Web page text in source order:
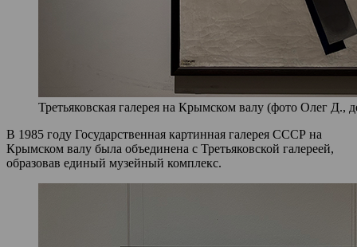
Третьяковская галерея на Крымском валу (фото Олег Д.,
В 1985 году Государственная картинная галерея СССР на
Крымском валу была объединена с Третьяковской галереей,
образовав единый музейный комплекс.